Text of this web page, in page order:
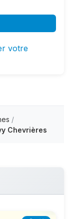
votre
/
Chevrières